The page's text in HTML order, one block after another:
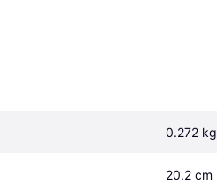
0.272 kg
20.2 cm